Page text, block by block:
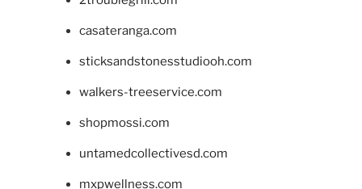
casateranga.com
sticksandstonesstudiooh.com
walkers-treeservice.com
shopmossi.com
untamedcollectivesd.com
mxpwellness.com